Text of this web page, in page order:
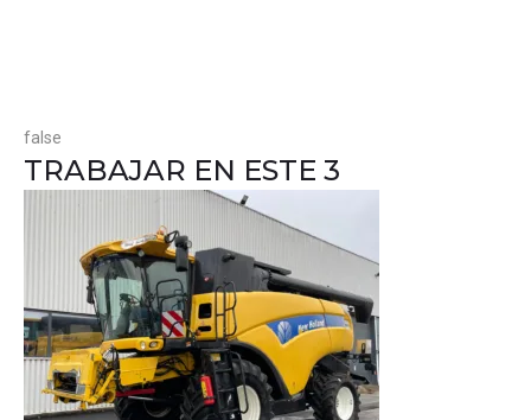
false
TRABAJAR EN ESTE 3